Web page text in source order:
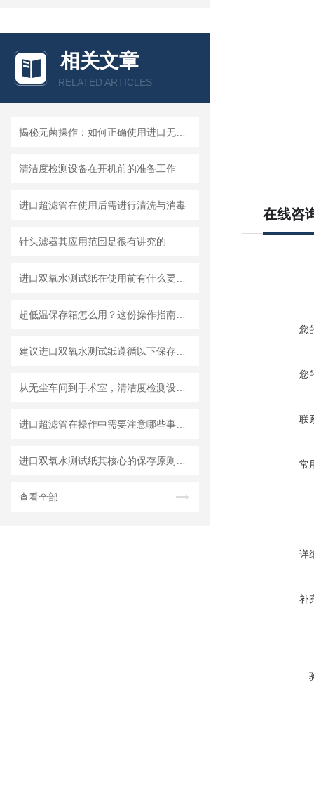
相关文章
RELATED ARTICLES
清洁度检测设备在开机前的准备工作
进口超滤管在使用后需进行清洗与消毒
针头滤器其应用范围是很有讲究的
查看全部
在线咨
您
您
联
常
详
补